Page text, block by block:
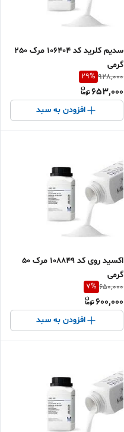
سدیم کلرید کد 106404 مرک 250
گرمی
928,000
29%
653,000
افزودن به سبد
اکسید روی کد 108849 مرک 50
گرمی
650,000
7%
600,000
افزودن به سبد